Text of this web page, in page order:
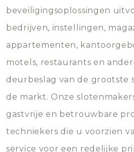
beveiligingsoplossingen
bedrijven, instellingen,
appartementen,
motels, restaurants en
deurbeslag van de grootste
de markt. Onze
gastvrije en betrouwbare
techniekers die u voorzien
service voor een redelijke